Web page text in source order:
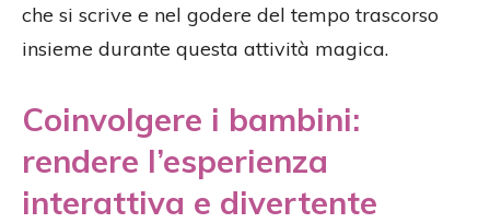
che si scrive e nel godere del tempo trascorso
insieme durante questa attività magica.
Coinvolgere i bambini:
rendere l’esperienza
interattiva e divertente